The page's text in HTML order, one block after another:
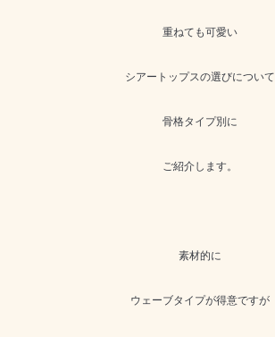
重ねても可愛い
シアートップスの選びについて
骨格タイプ別に
ご紹介します。
素材的に
ウェーブタイプが得意ですが